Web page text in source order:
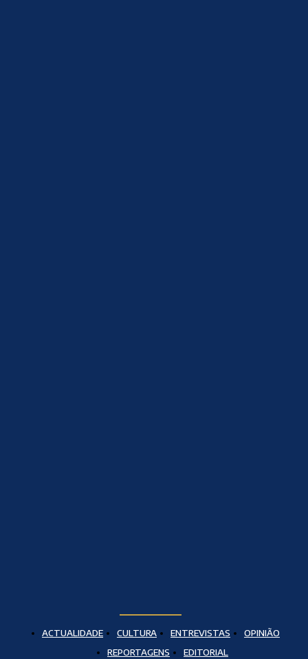
ACTUALIDADE CULTURA ENTREVISTAS
OPINIÃO
REPORTAGENS
EDITORIAL